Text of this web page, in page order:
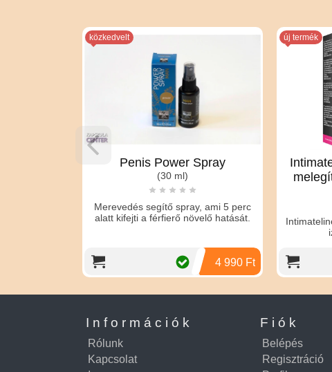
segítő spray, ami 5 perc
a férfierő növelő hatását.
4 990 Ft
Intimateline Luxuria Vortex -
melegítő izgató gél nőknek
Intimateline Luxuria Vortex - melegítő
6 890 Ft
Információk
Rólunk
Kapcsolat
Fiók
Belépés
Regisztráció